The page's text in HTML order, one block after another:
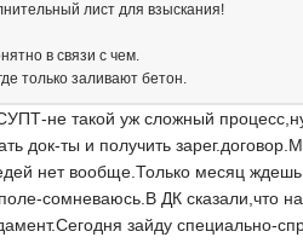
лист для взыскания!
в связи с чем.
только заливают бетон.
не такой уж сложный
док-ты и получить
нет вообще.Только месяц
сомневаюсь.В ДК сказали,что
зайду специально-